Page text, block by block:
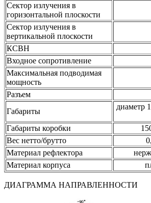
Сектор излучения в
горизонтальной плоскости
Сектор излучения в
вертикальной плоскости
КСВН
Входное сопротивление
Максимальная подводимая
мощность
Разъем
Габариты
диаметр
Габариты коробки
Вес нетто/брутто
Материал рефлектора
Материал корпуса
ДИАГРАММА НАПРАВЛЕННОСТИ